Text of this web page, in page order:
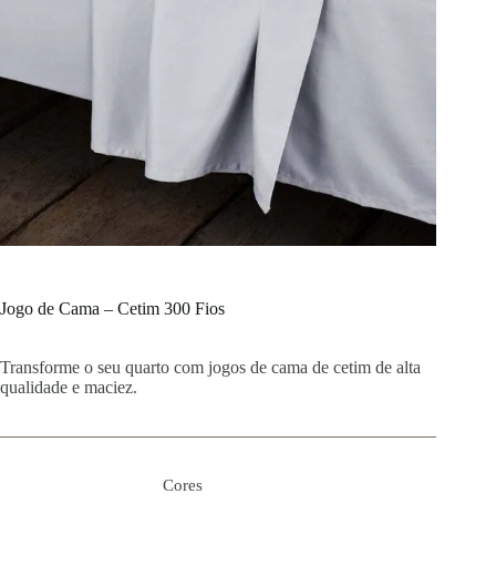
Jogo de Cama – Cetim 300 Fios
Transforme o seu quarto com jogos de cama de cetim de alta
qualidade e maciez.
Cores